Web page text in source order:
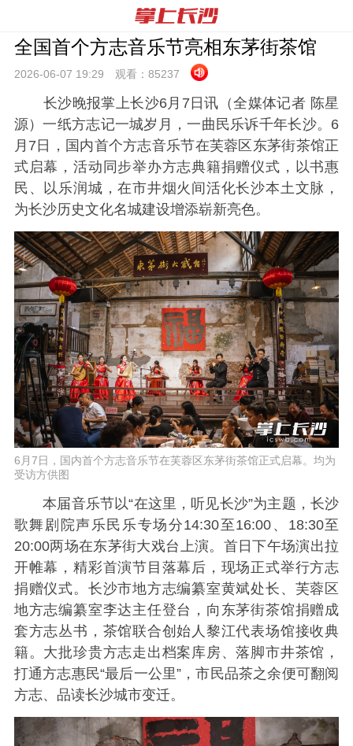
全国首个方志音乐节亮相东茅街茶馆
2026-06-07 19:29 观看： 85237
长沙晚报掌上长沙6月7日讯（全媒体记者 陈星
源）一纸方志记一城岁月，一曲民乐诉千年长沙。6
月7日，国内首个方志音乐节在芙蓉区东茅街茶馆正
式启幕，活动同步举办方志典籍捐赠仪式，以书惠
民、以乐润城，在市井烟火间活化长沙本土文脉，
为长沙历史文化名城建设增添崭新亮色。
6月7日，国内首个方志音乐节在芙蓉区东茅街茶馆正式启幕。均为
受访方供图
本届音乐节以“在这里，听见长沙”为主题，长沙
歌舞剧院声乐民乐专场分14:30至16:00、18:30至
20:00两场在东茅街大戏台上演。首日下午场演出拉
开帷幕，精彩首演节目落幕后，现场正式举行方志
捐赠仪式。长沙市地方志编纂室黄斌处长、芙蓉区
地方志编纂室李达主任登台，向东茅街茶馆捐赠成
套方志丛书，茶馆联合创始人黎江代表场馆接收典
籍。大批珍贵方志走出档案库房、落脚市井茶馆，
打通方志惠民“最后一公里”，市民品茶之余便可翻阅
方志、品读长沙城市变迁。